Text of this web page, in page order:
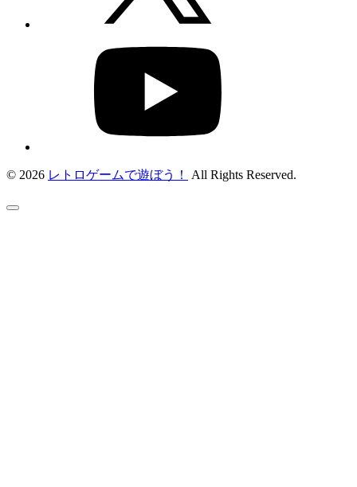
© 2026 レトロゲームで遊ぼう！ All Rights Reserved.